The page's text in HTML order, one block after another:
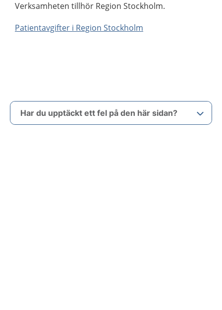
Verksamheten tillhör Region Stockholm.
Patientavgifter i Region Stockholm
Har du upptäckt ett fel på den här sidan?